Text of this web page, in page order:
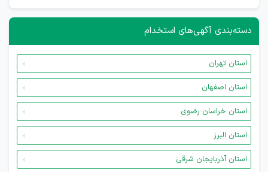
دسته‌بندی آگهی‌های استخدام
استان تهران
استان اصفهان
استان خراسان رضوی
استان البرز
استان آذربایجان شرقی